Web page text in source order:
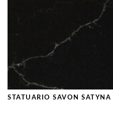
STATUARIO SAVON SATYNA